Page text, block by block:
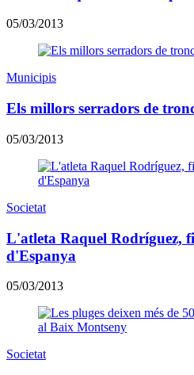
05/03/2013
Municipis
Els millors serradors de
05/03/2013
Societat
L'atleta Raquel Rodríguez,
d'Espanya
05/03/2013
Societat